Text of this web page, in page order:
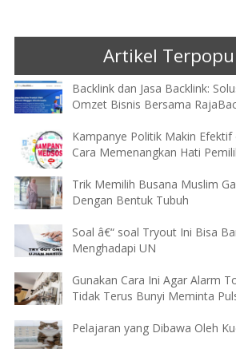
Artikel
Backlink dan Jasa Backlink:
Omzet Bisnis Bersama
Kampanye Politik Makin Efektif
Cara Memenangkan Hati
Trik Memilih Busana Muslim
Dengan Bentuk Tubuh
Soal â€“ soal Tryout Ini Bisa
Menghadapi UN
Gunakan Cara Ini Agar Alarm
Tidak Terus Bunyi Meminta
Pelajaran yang Dibawa Oleh